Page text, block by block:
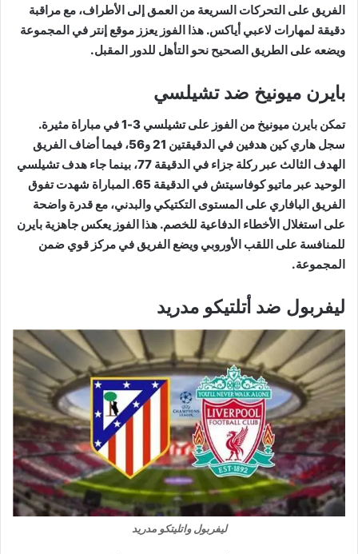
الفريق على التحركات السريعة من العمق إلى الأطراف، مع مراقبة
دقيقة لمهارات لاعبي أياكس. هذا الفوز يعزز موقع إنتر في المجموعة
ويضعه على الطريق الصحيح نحو التأهل للدور المقبل.
بايرن ميونيخ ضد تشيلسي
تمكن بايرن ميونيخ من الفوز على تشيلسي 3-1 في مباراة مثيرة.
سجل هاري كين هدفين في الدقيقتين 21 و56، فيما أضاف الفريق
الهدف الثالث عبر ركلة جزاء في الدقيقة 77، بينما جاء هدف تشيلسي
الوحيد عبر ماتيو كوفاسيتش في الدقيقة 65. المباراة شهدت تفوق
الفريق البافاري على المستوى التكتيكي والبدني، مع قدرة واضحة
على استغلال الأخطاء الدفاعية للخصم. هذا الفوز يعكس جاهزية بايرن
للمنافسة على اللقب الأوروبي ويضع الفريق في مركز قوي ضمن
المجموعة.
ليفربول ضد أتلتيكو مدريد
ليفربول واتليتكو مدريد